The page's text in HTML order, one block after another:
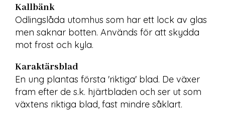
Kallbänk
Odlingslåda utomhus som har ett lock av glas
men saknar botten. Används för att skydda
mot frost och kyla.
Karaktärsblad
En ung plantas första 'riktiga' blad. De växer
fram efter de s.k. hjärtbladen och ser ut som
växtens riktiga blad, fast mindre såklart.